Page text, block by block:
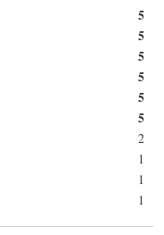
5
5
5
5
5
5
2
1
1
1